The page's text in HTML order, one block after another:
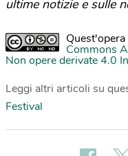
ultime notizie e sulle
Commons
Non opere derivate 4.0
Leggi altri articoli su
Festival